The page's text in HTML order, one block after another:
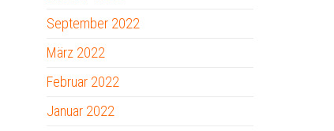
September 2022
März 2022
Februar 2022
Januar 2022